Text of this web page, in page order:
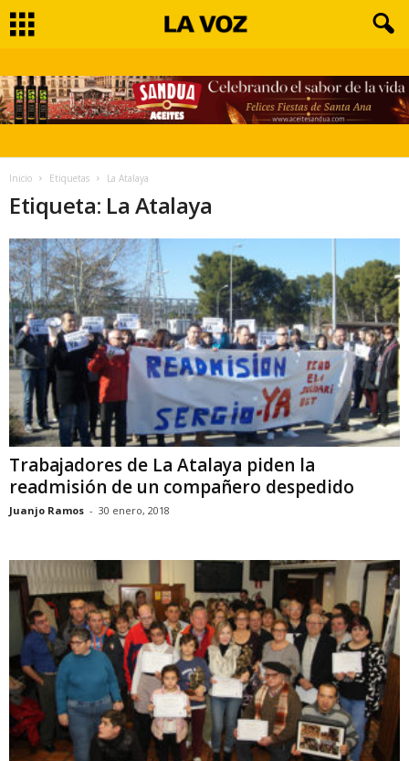
Inicio Etiquetas La Atalaya
Etiqueta: La Atalaya
Trabajadores de La Atalaya piden la
readmisión de un compañero despedido
Juanjo Ramos - 30 enero, 2018